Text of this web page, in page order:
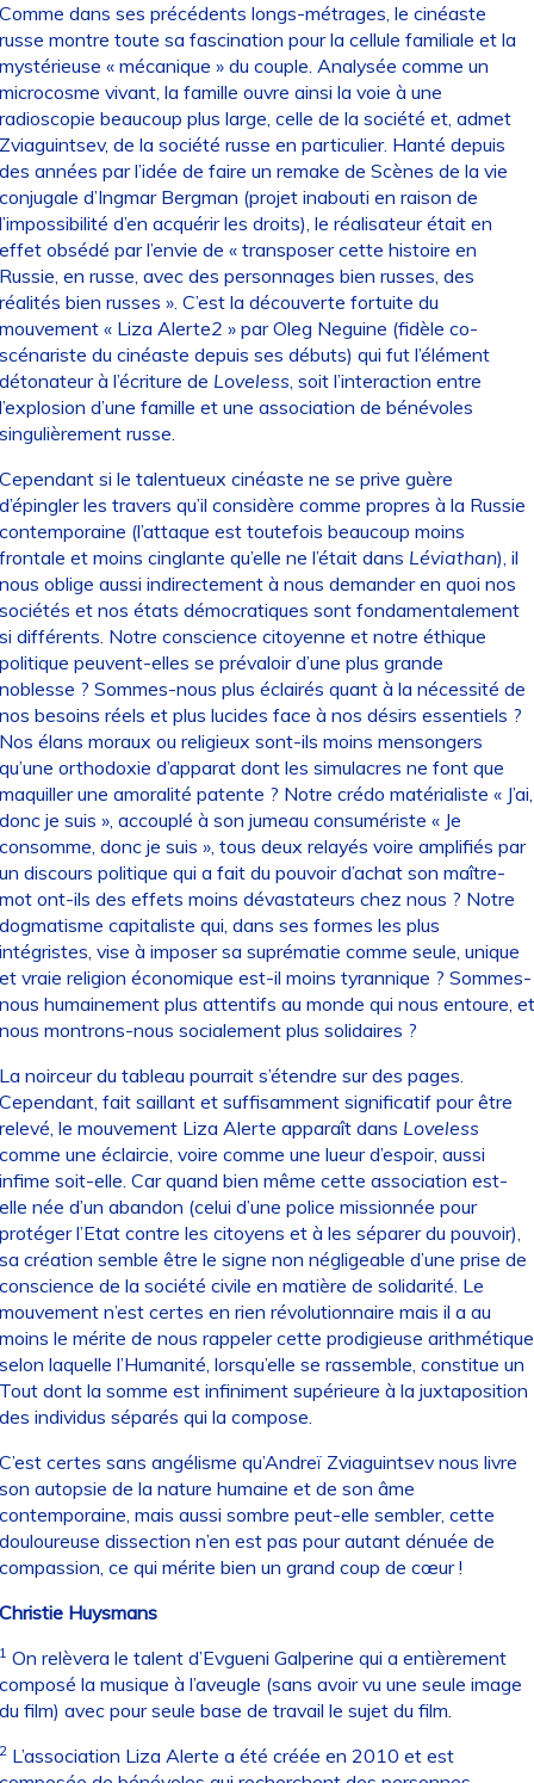
dans ses précédents longs-métrages, le cinéaste
montre toute sa fascination pour la cellule familiale et la
« mécanique » du couple. Analysée comme un
vivant, la famille ouvre ainsi la voie à une
beaucoup plus large, celle de la société et, admet
de la société russe en particulier. Hanté depuis
années par l’idée de faire un remake de Scènes de la vie
d’Ingmar Bergman (projet inabouti en raison de
d’en acquérir les droits), le réalisateur était en
obsédé par l’envie de « transposer cette histoire en
en russe, avec des personnages bien russes, des
bien russes ». C’est la découverte fortuite du
« Liza Alerte2 » par Oleg Neguine (fidèle co-
du cinéaste depuis ses débuts) qui fut l’élément
à l’écriture de Loveless, soit l’interaction entre
d’une famille et une association de bénévoles
russe.
si le talentueux cinéaste ne se prive guère
les travers qu’il considère comme propres à la Russie
(l’attaque est toutefois beaucoup moins
et moins cinglante qu’elle ne l’était dans Léviathan), il
oblige aussi indirectement à nous demander en quoi nos
et nos états démocratiques sont fondamentalement
différents. Notre conscience citoyenne et notre éthique
peuvent-elles se prévaloir d’une plus grande
? Sommes-nous plus éclairés quant à la nécessité de
besoins réels et plus lucides face à nos désirs essentiels ?
élans moraux ou religieux sont-ils moins mensongers
orthodoxie d’apparat dont les simulacres ne font que
une amoralité patente ? Notre crédo matérialiste « J’ai,
je suis », accouplé à son jumeau consumériste « Je
donc je suis », tous deux relayés voire amplifiés par
discours politique qui a fait du pouvoir d’achat son maître-
ont-ils des effets moins dévastateurs chez nous ? Notre
capitaliste qui, dans ses formes les plus
vise à imposer sa suprématie comme seule, unique
vraie religion économique est-il moins tyrannique ? Sommes-
humainement plus attentifs au monde qui nous entoure, et
montrons-nous socialement plus solidaires ?
noirceur du tableau pourrait s’étendre sur des pages.
fait saillant et suffisamment significatif pour être
le mouvement Liza Alerte apparaît dans Loveless
une éclaircie, voire comme une lueur d’espoir, aussi
soit-elle. Car quand bien même cette association est-
née d’un abandon (celui d’une police missionnée pour
l’Etat contre les citoyens et à les séparer du pouvoir),
création semble être le signe non négligeable d’une prise de
de la société civile en matière de solidarité. Le
n’est certes en rien révolutionnaire mais il a au
le mérite de nous rappeler cette prodigieuse arithmétique
laquelle l’Humanité, lorsqu’elle se rassemble, constitue un
dont la somme est infiniment supérieure à la juxtaposition
individus séparés qui la compose.
certes sans angélisme qu’Andreï Zviaguintsev nous livre
autopsie de la nature humaine et de son âme
mais aussi sombre peut-elle sembler, cette
dissection n’en est pas pour autant dénuée de
ce qui mérite bien un grand coup de cœur !
Huysmans
On relèvera le talent d’Evgueni Galperine qui a entièrement
la musique à l’aveugle (sans avoir vu une seule image
film) avec pour seule base de travail le sujet du film.
L’association Liza Alerte a été créée en 2010 et est